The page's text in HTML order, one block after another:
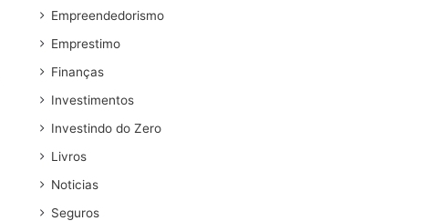
Empreendedorismo
Emprestimo
Finanças
Investimentos
Investindo do Zero
Livros
Noticias
Seguros